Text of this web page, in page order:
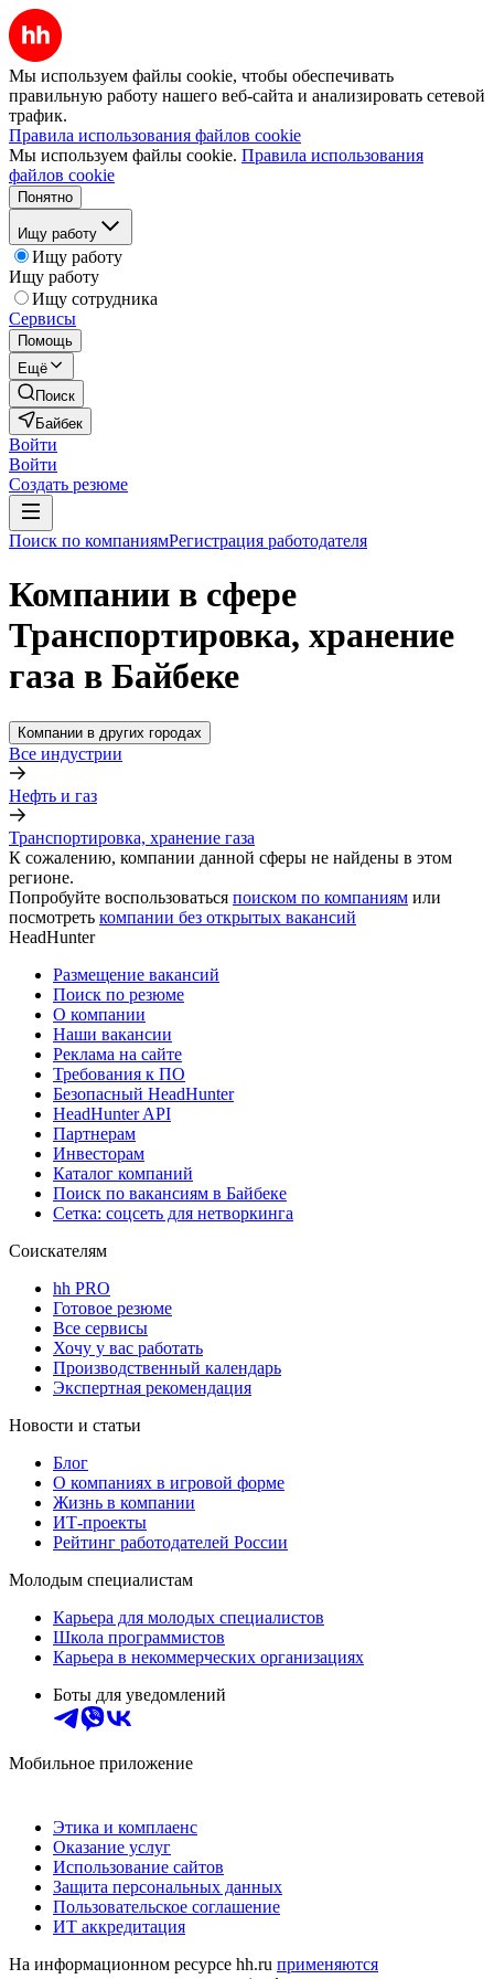
Мы используем файлы cookie, чтобы обеспечивать
правильную работу нашего веб-сайта и анализировать сетевой
трафик.
Правила использования файлов cookie
Мы используем файлы cookie. Правила использования
файлов cookie
Понятно
Ищу работу
Ищу работу
Ищу работу
Ищу сотрудника
Сервисы
Помощь
Ещё
Поиск
Байбек
Войти
Войти
Создать резюме
Поиск по компаниямРегистрация работодателя
Компании в сфере
Транспортировка, хранение
газа в Байбеке
Компании в других городах
Все индустрии
Нефть и газ
Транспортировка, хранение газа
К сожалению, компании данной сферы не найдены в этом
регионе.
Попробуйте воспользоваться поиском по компаниям или
посмотреть компании без открытых вакансий
HeadHunter
Размещение вакансий
Поиск по резюме
О компании
Наши вакансии
Реклама на сайте
Требования к ПО
Безопасный HeadHunter
HeadHunter API
Партнерам
Инвесторам
Каталог компаний
Поиск по вакансиям в Байбеке
Сетка: соцсеть для нетворкинга
Соискателям
hh PRO
Готовое резюме
Все сервисы
Хочу у вас работать
Производственный календарь
Экспертная рекомендация
Новости и статьи
Блог
О компаниях в игровой форме
Жизнь в компании
ИТ-проекты
Рейтинг работодателей России
Молодым специалистам
Карьера для молодых специалистов
Школа программистов
Карьера в некоммерческих организациях
Боты для уведомлений
Мобильное приложение
Этика и комплаенс
Оказание услуг
Использование сайтов
Защита персональных данных
Пользовательское соглашение
ИТ аккредитация
На информационном ресурсе hh.ru применяются